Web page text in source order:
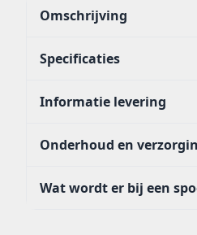
Omschrijving
Specificaties
Informatie levering
Onderhoud en
Wat wordt er bij een